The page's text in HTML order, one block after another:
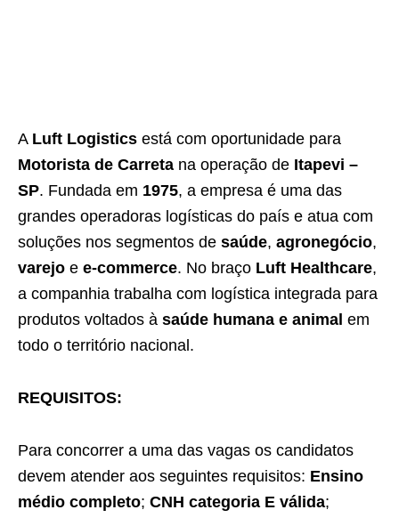
A Luft Logistics está com oportunidade para
Motorista de Carreta na operação de Itapevi –
SP. Fundada em 1975, a empresa é uma das
grandes operadoras logísticas do país e atua com
soluções nos segmentos de saúde, agronegócio,
varejo e e-commerce. No braço Luft Healthcare,
a companhia trabalha com logística integrada para
produtos voltados à saúde humana e animal em
todo o território nacional.
REQUISITOS:
Para concorrer a uma das vagas os candidatos
devem atender aos seguintes requisitos: Ensino
médio completo; CNH categoria E válida;